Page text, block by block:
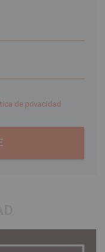
de privacidad